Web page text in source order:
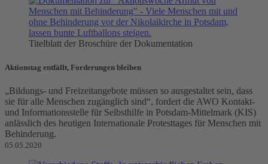
Titelblatt der Broschüre der Dokumentation
Aktionstag entfällt, Forderungen bleiben
„Bildungs- und Freizeitangebote müssen so ausgestaltet sein, dass
sie für alle Menschen zugänglich sind“, fordert die AWO Kontakt-
und Informationsstelle für Selbsthilfe in Potsdam-Mittelmark (KIS)
anlässlich des heutigen Internationale Protesttages für Menschen mit
Behinderung.
05.05.2020